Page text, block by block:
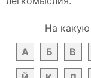
На какую
А
Б В